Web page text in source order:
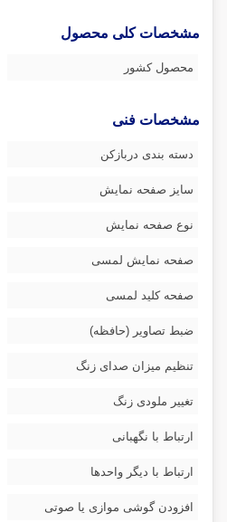
مشخصات کلی محصول
محصول کشور
مشخصات فنی
دسته بندی دربازکن
سایز صفحه نمایش
نوع صفحه نمایش
صفحه نمایش لمسی
صفحه کلید لمسی
ضبط تصاویر (حافظه)
تنظیم میزان صدای زنگ
تغییر ملودی زنگ
ارتباط با نگهبانی
ارتباط با دیگر واحدها
افزودن گوشی موازی یا صوتی